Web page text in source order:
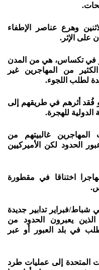
وهرع عناصر الإطفاء
على الإثر.
في تكساس، هي من المدن
من المهاجرين غير
لطلب اللجوء.
توفي 7661 مهاجرًا أو فُقد أثرهم في طريقهم إلى
الدولية للهجرة.
المهاجرين غالبيتهم من
الحدود لكن الأميركيين
27 حزيران/يونيو، قضى 56 مهاجرا اختناقا في مقطورة
شباط/فبراير تدابير جديدة
يعبرون الحدود من
في بلد العبور أو عبر
المتحدة إلى عمليات طرد